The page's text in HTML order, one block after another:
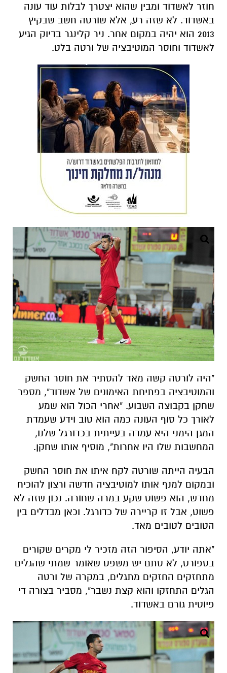
חוזר לאשדוד ומבין שהוא יצטרך לבלות עוד עונה
באשדוד. לא שזה רע, אלא שורטה חשב שבקיץ
2013 הוא יהיה במקום אחר. ניר קלינגר בדיוק הגיע
לאשדוד וחוסר המוטיבציה של ורטה בלט.
"היה לורטה קשה מאד להסתיר את חוסר החשק
והמוטיבציה בפתיחת האימונים של אשדוד", מספר
שחקן בקבוצה השבוע. "אחרי הכול הוא שמע
לאורך כל סוף העונה כמה הוא טוב וידע שעמדת
המגן הימני היא עמדה בעייתית בכדורגל שלנו,
המחשבות שלו היו אחרות", מוסיף אותו שחקן.
הבעיה הייתה שורטה לקח איתו את חוסר החשק
ובמקום למנף אותו למוטיבציה חדשה ורצון להוכיח
מחדש, הוא פשוט שקע במרה שחורה. נכון שזה לא
פשוט, אבל זו קריירה של כדורגל. וכאן מבדלים בין
הטובים לטובים מאד.
"אתה יודע, הסיפור הזה מזכיר לי מקרים שקורים
בספורט, לא סתם יש משפט שאומר שמתי שהגלים
מתחזקים החזקים מתגלים, במקרה של ורטה
הגלים התחזקו והוא קצת נשבר", מסביר בצורה די
פיוטית גורם באשדוד.